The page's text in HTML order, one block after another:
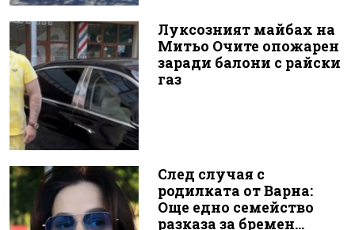
Луксозният майбах на
Митьо Очите опожарен
заради балони с райски
газ
След случая с
родилката от Варна:
Още едно семейство
разказа за бремен...